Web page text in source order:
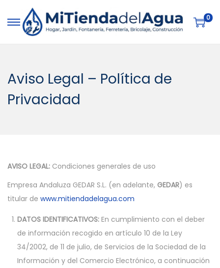
S
a
a
v
a
c
i
ó
S
a
n
t
d
o
0
Aviso Legal – Política de
Privacidad
AVISO LEGAL: Condiciones generales de uso
Empresa Andaluza GEDAR S.L. (en adelante, GEDAR) es
titular de www.mitiendadelagua.com
DATOS IDENTIFICATIVOS: En cumplimiento con el deber
de información recogido en artículo 10 de la Ley
34/2002, de 11 de julio, de Servicios de la Sociedad de la
Información y del Comercio Electrónico, a continuación